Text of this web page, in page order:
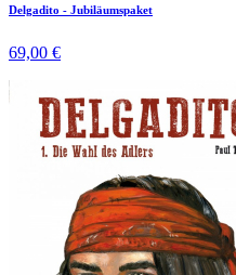
Delgadito - Jubiläumspaket
69,00 €